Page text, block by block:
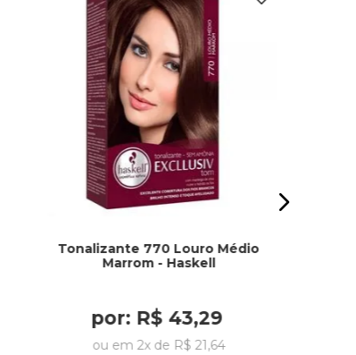
Tonalizante 770 Louro Médio
Marrom - Haskell
por: R$ 43,29
ou em2x de R$ 21,64